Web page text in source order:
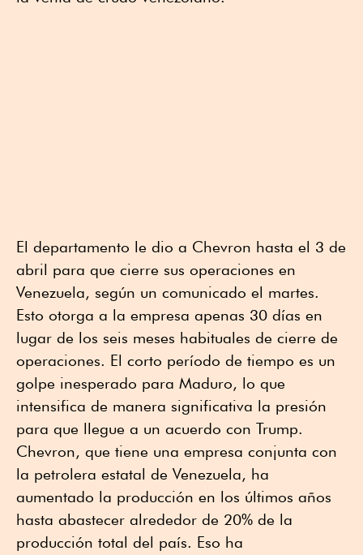
El departamento le dio a Chevron hasta el 3 de
abril para que cierre sus operaciones en
Venezuela, según un comunicado el martes.
Esto otorga a la empresa apenas 30 días en
lugar de los seis meses habituales de cierre de
operaciones. El corto período de tiempo es un
golpe inesperado para Maduro, lo que
intensifica de manera significativa la presión
para que llegue a un acuerdo con Trump.
Chevron, que tiene una empresa conjunta con
la petrolera estatal de Venezuela, ha
aumentado la producción en los últimos años
hasta abastecer alrededor de 20% de la
producción total del país. Eso ha